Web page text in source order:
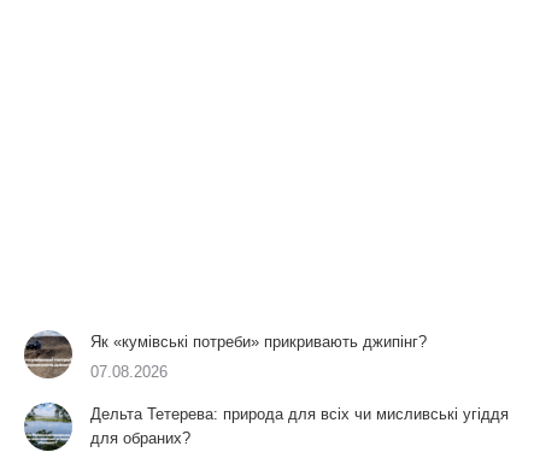
Як «кумівські потреби» прикривають джипінг?
07.08.2026
Дельта Тетерева: природа для всіх чи мисливські угіддя
для обраних?